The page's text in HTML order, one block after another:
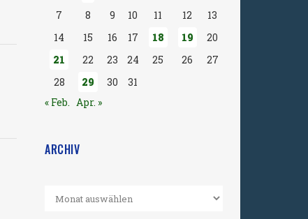
7
8 9 10 11 12
13
14
15 16 17 18 19
20
21
22 23 24 25 26
27
28
29 30
31
« Feb. Apr. »
ARCHIV